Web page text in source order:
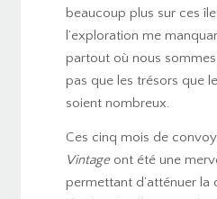
beaucoup plus sur ces
l’exploration me
partout où nous
pas que les trésors que
soient nombreux.
Ces cinq mois de
Vintageont été une
permettant d’atténuer la